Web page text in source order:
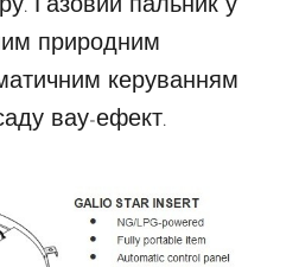
Газовий пальник у
природним
керуванням
вау-ефект.